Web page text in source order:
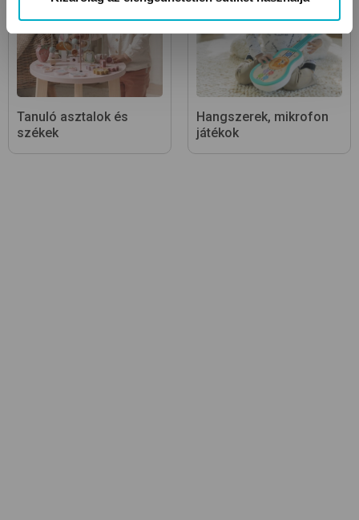
Tanuló asztalok és
székek
Hangszerek, mikrofon
játékok